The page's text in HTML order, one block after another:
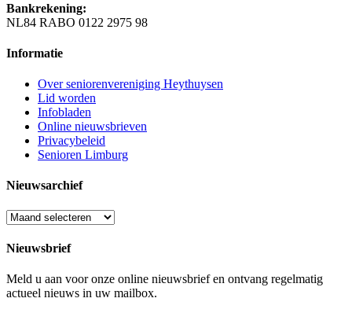
Bankrekening:
NL84 RABO 0122 2975 98
Informatie
Over seniorenvereniging Heythuysen
Lid worden
Infobladen
Online nieuwsbrieven
Privacybeleid
Senioren Limburg
Nieuwsarchief
Nieuwsarchief
Nieuwsbrief
Meld u aan voor onze online nieuwsbrief en ontvang regelmatig
actueel nieuws in uw mailbox.